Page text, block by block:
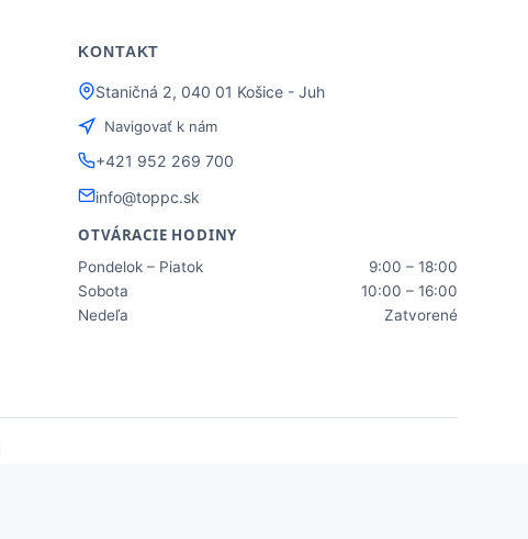
KONTAKT
Staničná 2, 040 01 Košice - Juh
Navigovať k nám
+421 952 269 700
info@toppc.sk
OTVÁRACIE HODINY
Pondelok – Piatok
9:00 – 18:00
Sobota
10:00 – 16:00
Nedeľa
Zatvorené